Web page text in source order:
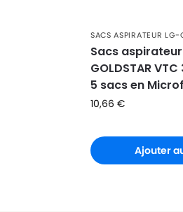
LG-GOLDSTAR
LG-GOLDSTAR
LG-GOLDSTAR
LG-GOLDSTAR
SACS ASPIRATEUR LG-
Sacs
GOLDSTAR
5 sacs en
10,66 €
Ajouter